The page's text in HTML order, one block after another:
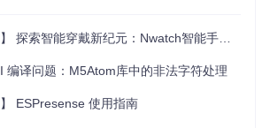
持UIFlow、MicroPython和Arduino IDE，
的API和快速入门教程，帮助开发者迅速上
。
探索智能穿戴新纪元：Nwatch智能手表项目
编译问题：M5Atom库中的非法字符处理
ESPresense 使用指南